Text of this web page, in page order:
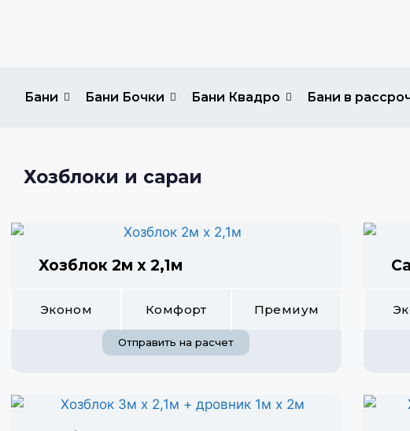
Бани Бани Бочки Бани Квадро Бани в
Хозблоки и сараи
Хозблок 2м х 2,1м
Эконом Комфорт Премиум
Отправить на расчет